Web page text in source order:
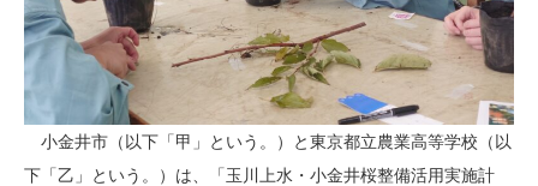
小金井市（以下「甲」という。）と東京都立農業高等学校（以
下「乙」という。）は、「玉川上水・小金井桜整備活用実施計